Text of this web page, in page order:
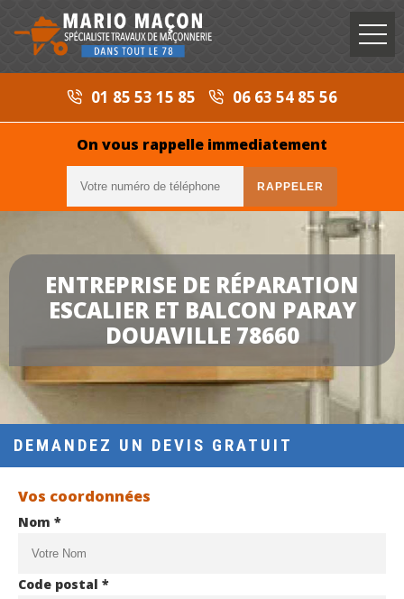
01 85 53 15 85 06 63 54 85 56
On vous rappelle immediatement
ENTREPRISE DE RÉPARATION
ESCALIER ET BALCON PARAY
DOUAVILLE 78660
DEMANDEZ UN DEVIS GRATUIT
Vos coordonnées
Nom *
Code postal *